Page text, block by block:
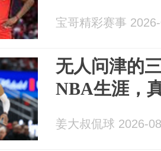
宝哥精彩赛事
无人问津的
NBA生涯，
姜大叔侃球 2026-